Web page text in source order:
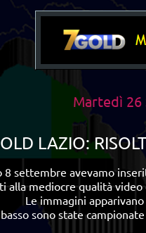
Martedì 26
LAZIO:
8 settembre avevamo
alla mediocre qualità video
Le immagini
sono state